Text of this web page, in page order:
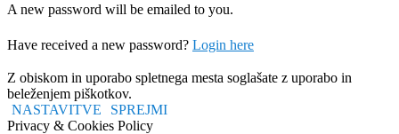
A new password will be emailed to you.
Have received a new password? Login here
Z obiskom in uporabo spletnega mesta soglašate z uporabo in
beleženjem piškotkov.
NASTAVITVE
SPREJMI
Privacy & Cookies Policy